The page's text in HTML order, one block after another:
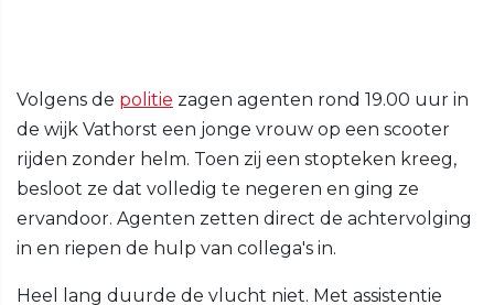
Volgens de politie zagen agenten rond 19.00 uur in
de wijk Vathorst een jonge vrouw op een scooter
rijden zonder helm. Toen zij een stopteken kreeg,
besloot ze dat volledig te negeren en ging ze
ervandoor. Agenten zetten direct de achtervolging
in en riepen de hulp van collega's in.
Heel lang duurde de vlucht niet. Met assistentie